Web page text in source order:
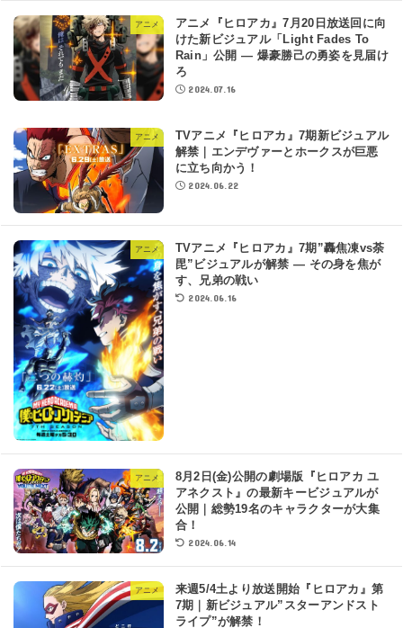
アニメ
アニメ『ヒロアカ』7月20日放送回に向
けた新ビジュアル「Light Fades To
Rain」公開 ― 爆豪勝己の勇姿を見届け
ろ
2024.07.16
アニメ
TVアニメ『ヒロアカ』7期新ビジュアル
解禁｜エンデヴァーとホークスが巨悪
に立ち向かう！
2024.06.22
アニメ
TVアニメ『ヒロアカ』7期”轟焦凍vs荼
毘”ビジュアルが解禁 ― その身を焦が
す、兄弟の戦い
2024.06.16
アニメ
8月2日(金)公開の劇場版『ヒロアカ ユ
アネクスト』の最新キービジュアルが
公開｜総勢19名のキャラクターが大集
合！
2024.06.14
アニメ
来週5/4土より放送開始『ヒロアカ』第
7期｜新ビジュアル”スターアンドスト
ライプ”が解禁！